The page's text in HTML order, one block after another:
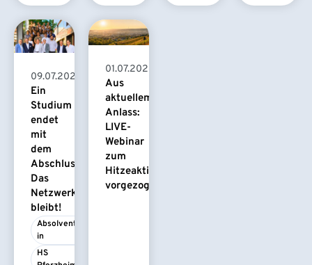
09.07.2026
Ein
Studium
endet
mit
dem
Abschluss.
Das
Netzwerk
bleibt!
Absolvent/-
in
HS
01.07.2026
Aus
aktuellem
Anlass:
LIVE-
Webinar
zum
Hitzeaktionsplan
vorgezogen